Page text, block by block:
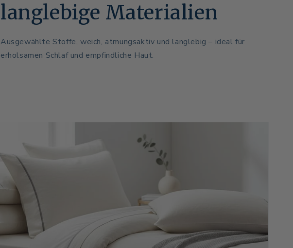
langlebige Materialien
Ausgewählte Stoffe, weich, atmungsaktiv und langlebig – ideal für
erholsamen Schlaf und empfindliche Haut.